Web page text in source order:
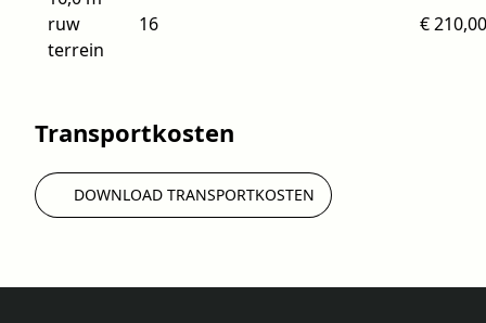
ruw
terrein
16 € 210,00
Transportkosten
DOWNLOAD TRANSPORTKOSTEN